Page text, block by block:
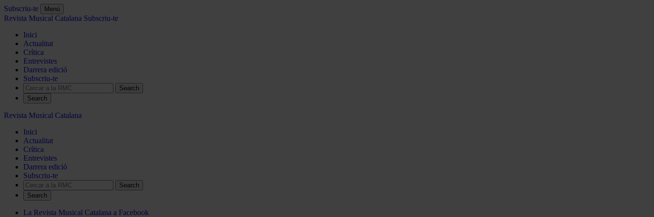
Subscriu-te Menú
Revista Musical Catalana Subscriu-te
Inici
Actualitat
Crítica
Entrevistes
Darrera edició
Subscriu-te
Search
Revista Musical Catalana
Inici
Actualitat
Crítica
Entrevistes
Darrera edició
Subscriu-te
Search
La Revista Musical Catalana a Facebook